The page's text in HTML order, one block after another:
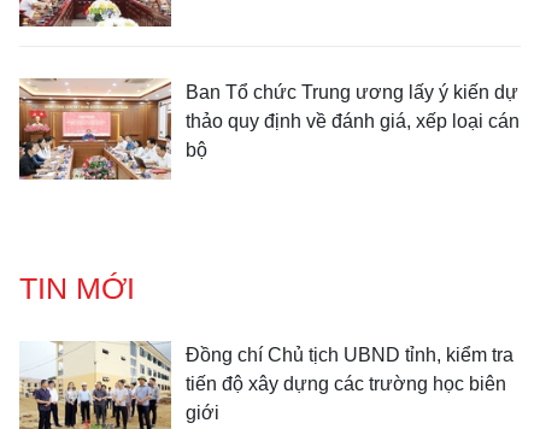
Ban Tổ chức Trung ương lấy ý kiến dự
thảo quy định về đánh giá, xếp loại cán
bộ
TIN MỚI
Đồng chí Chủ tịch UBND tỉnh, kiểm tra
tiến độ xây dựng các trường học biên
giới